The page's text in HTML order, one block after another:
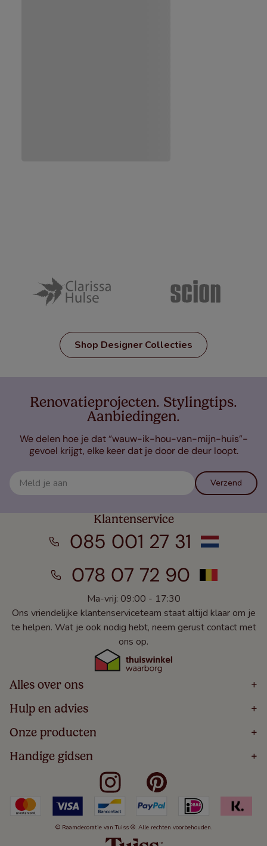
Shop Designer Collecties
Renovatieprojecten. Stylingtips.
Aanbiedingen.
We delen hoe je dat “wauw-ik-hou-van-mijn-huis”-
gevoel krijgt, elke keer dat je door de deur loopt.
Verzend
Klantenservice
085 001 27 31
078 07 72 90
Ma-vrij: 09:00 - 17:30
Ons vriendelijke klantenserviceteam staat altijd klaar om je
te helpen. Wat je ook nodig hebt, neem gerust contact met
ons op.
Alles over ons +
Home
Over
Bestellen
Winacties
Veelgestelde Vragen
Hulp en advies +
Volg Je Bestelling
Levering
5 Jaar Garantie
Algemene Voorwaarden
Kindveiligheid
Cookies
Herroepingsrecht
Onze producten +
Houten Jaloezieën
Rolgordijnen
Verticale Jaloezieën
Duo Rolgordijnen
Duo Plisségordijnen
Handige gidsen +
Meten Voor Raamdecoratie
Badkamer Raamdecoratie
Slaapkamer Raamdecoratie
Keuken Raamdecoratie
De Jaloezieën Gids
© Raamdecoratie van Tuiss ®. Alle rechten voorbehouden.